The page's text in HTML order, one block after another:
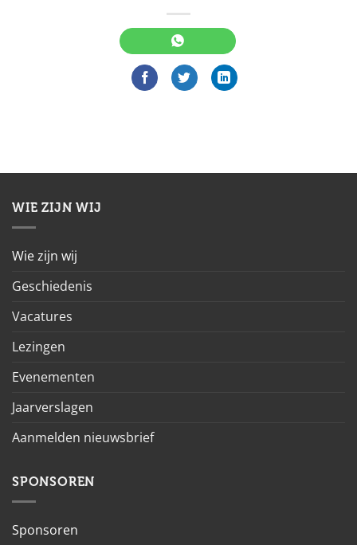
WIE ZIJN WIJ
Wie zijn wij
Geschiedenis
Vacatures
Lezingen
Evenementen
Jaarverslagen
Aanmelden nieuwsbrief
SPONSOREN
Sponsoren